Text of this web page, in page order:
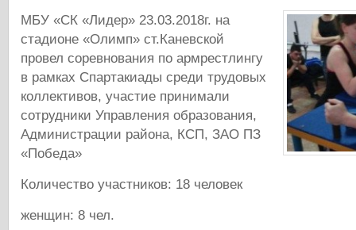
МБУ «СК «Лидер» 23.03.2018г. на
стадионе «Олимп» ст.Каневской
провел соревнования по армрестлингу
в рамках Спартакиады среди трудовых
коллективов, участие принимали
сотрудники Управления образования,
Администрации района, КСП, ЗАО ПЗ
«Победа»
Количество участников: 18 человек
женщин: 8 чел.